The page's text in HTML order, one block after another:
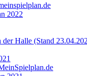
2022
Halle (Stand